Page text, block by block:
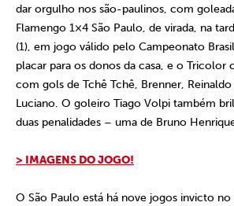
dar orgulho nos são-paulinos, com
Flamengo 1×4 São Paulo, de virada, na
(1), em jogo válido pelo Campeonato
placar para os donos da casa, e o Tricolor
com gols de Tchê Tchê, Brenner,
Luciano. O goleiro Tiago Volpi também
duas penalidades – uma de Bruno
> IMAGENS DO JOGO!
O São Paulo está há nove jogos invicto no